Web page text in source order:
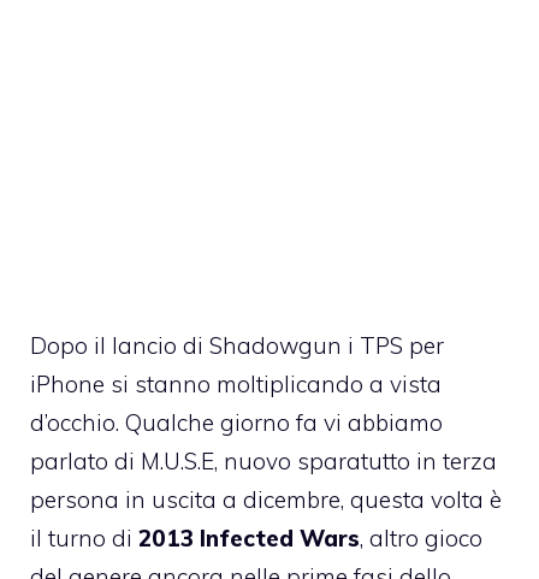
Dopo il lancio di Shadowgun i TPS per
iPhone si stanno moltiplicando a vista
d’occhio. Qualche giorno fa vi abbiamo
parlato di M.U.S.E, nuovo sparatutto in terza
persona in uscita a dicembre, questa volta è
il turno di 2013 Infected Wars, altro gioco